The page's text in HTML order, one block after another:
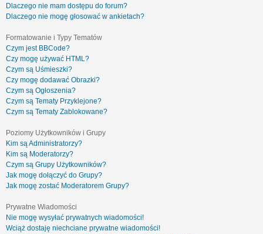
Dlaczego nie mam dostępu do forum?
Dlaczego nie mogę głosować w ankietach?
Formatowanie i Typy Tematów
Czym jest BBCode?
Czy mogę używać HTML?
Czym są Uśmieszki?
Czy mogę dodawać Obrazki?
Czym są Ogłoszenia?
Czym są Tematy Przyklejone?
Czym są Tematy Zablokowane?
Poziomy Użytkowników i Grupy
Kim są Administratorzy?
Kim są Moderatorzy?
Czym są Grupy Użytkowników?
Jak mogę dołączyć do Grupy?
Jak mogę zostać Moderatorem Grupy?
Prywatne Wiadomości
Nie mogę wysyłać prywatnych wiadomości!
Wciąż dostaję niechciane prywatne wiadomości!